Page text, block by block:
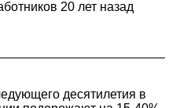
20 лет назад
десятилетия в